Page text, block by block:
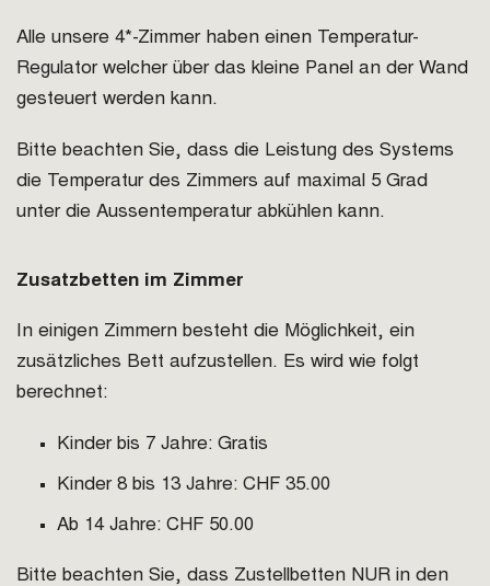
Alle unsere 4*-Zimmer haben einen Temperatur-
Regulator welcher über das kleine Panel an der Wand
gesteuert werden kann.
Bitte beachten Sie, dass die Leistung des Systems
die Temperatur des Zimmers auf maximal 5 Grad
unter die Aussentemperatur abkühlen kann.
Zusatzbetten im Zimmer
In einigen Zimmern besteht die Möglichkeit, ein
zusätzliches Bett aufzustellen. Es wird wie folgt
berechnet:
Kinder bis 7 Jahre: Gratis
Kinder 8 bis 13 Jahre: CHF 35.00
Ab 14 Jahre: CHF 50.00
Bitte beachten Sie, dass Zustellbetten NUR in den